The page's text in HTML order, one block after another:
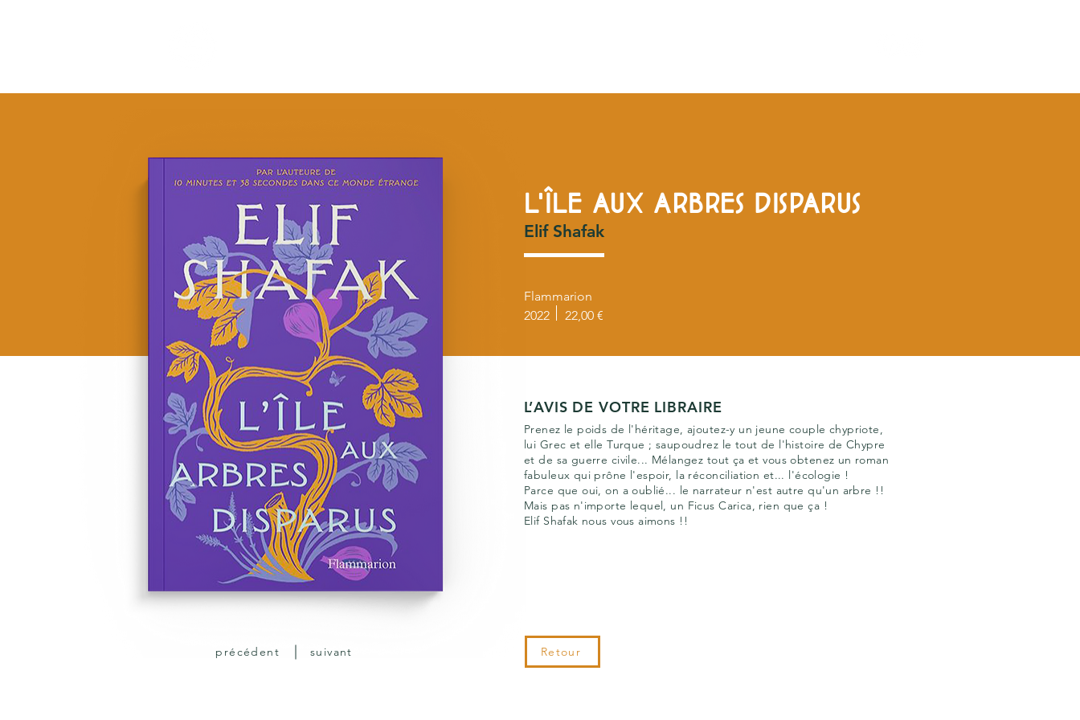
L'ÎLE AUX ARBRES DISPARUS
Elif Shafak
Flammarion
2022
22,00 €
L’AVIS DE VOTRE LIBRAIRE
Prenez le poids de l'héritage, ajoutez-y un jeune couple chypriote,
lui Grec et elle Turque ; saupoudrez le tout de l'histoire de Chypre
et de sa guerre civile... Mélangez tout ça et vous obtenez un roman
fabuleux qui prône l'espoir, la réconciliation et... l'écologie !
Parce que oui, on a oublié... le narrateur n'est autre qu'un arbre !!
Mais pas n'importe lequel, un Ficus Carica, rien que ça !
Elif Shafak nous vous aimons !!
Retour
précédent suivant